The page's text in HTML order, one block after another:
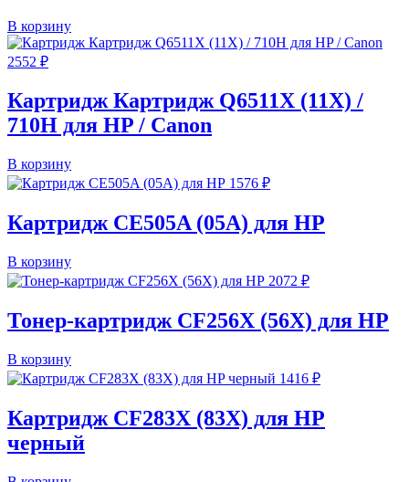
В корзину
2552 ₽
Картридж Картридж Q6511X (11X) /
710H для HP / Canon
В корзину
1576 ₽
Картридж CE505A (05A) для HP
В корзину
2072 ₽
Тонер-картридж CF256X (56X) для HP
В корзину
1416 ₽
Картридж CF283X (83X) для HP
черный